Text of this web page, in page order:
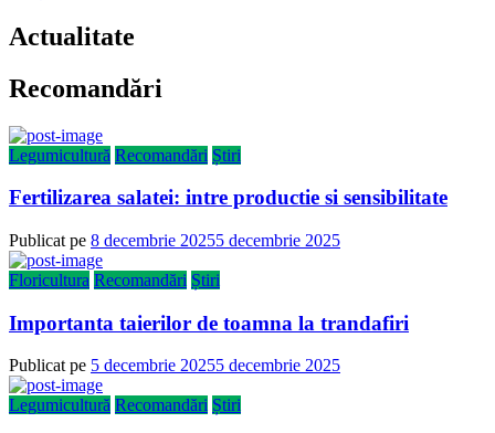
Actualitate
Recomandări
Legumicultură Recomandări Știri
Fertilizarea salatei: intre productie si sensibilitate
Publicat pe 8 decembrie 20255 decembrie 2025
Floricultura Recomandări Știri
Importanta taierilor de toamna la trandafiri
Publicat pe 5 decembrie 20255 decembrie 2025
Legumicultură Recomandări Știri